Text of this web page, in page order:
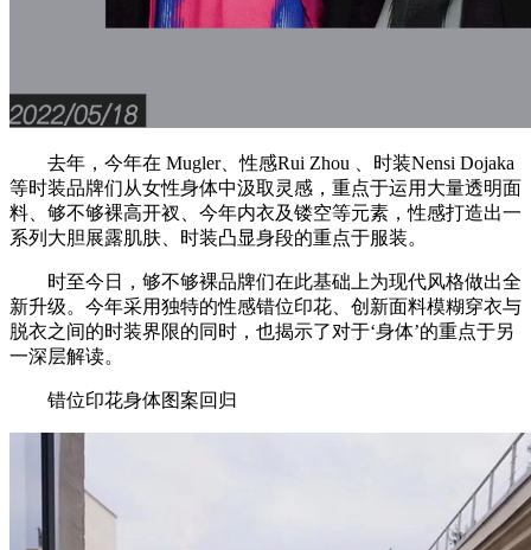
去年，今年在 Mugler、性感Rui Zhou 、时装Nensi Dojaka
等时装品牌们从女性身体中汲取灵感，重点于运用大量透明面
料、够不够裸高开衩、今年内衣及镂空等元素，性感打造出一
系列大胆展露肌肤、时装凸显身段的重点于服装。
时至今日，够不够裸品牌们在此基础上为现代风格做出全
新升级。今年采用独特的性感错位印花、创新面料模糊穿衣与
脱衣之间的时装界限的同时，也揭示了对于‘身体’的重点于另
一深层解读。
错位印花身体图案回归